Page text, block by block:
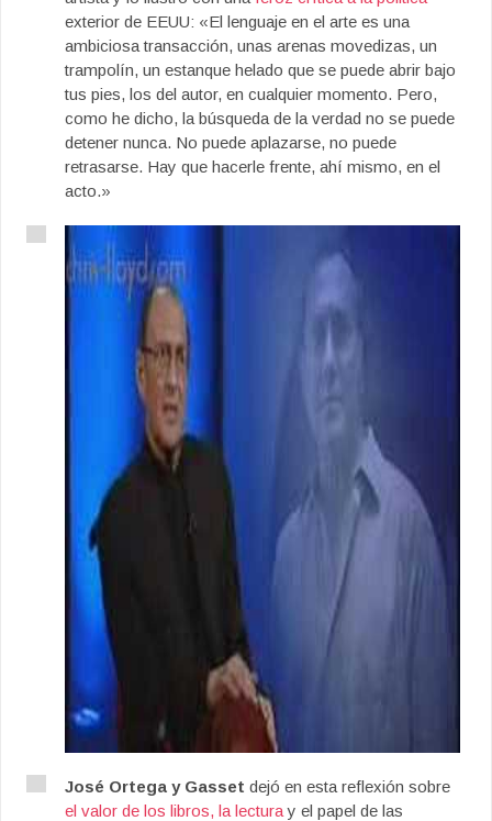
exterior de EEUU: «El lenguaje en el arte es una
ambiciosa transacción, unas arenas movedizas, un
trampolín, un estanque helado que se puede abrir bajo
tus pies, los del autor, en cualquier momento. Pero,
como he dicho, la búsqueda de la verdad no se puede
detener nunca. No puede aplazarse, no puede
retrasarse. Hay que hacerle frente, ahí mismo, en el
acto.»
José Ortega y Gasset dejó en esta reflexión sobre
el valor de los libros, la lecturay el papel de las